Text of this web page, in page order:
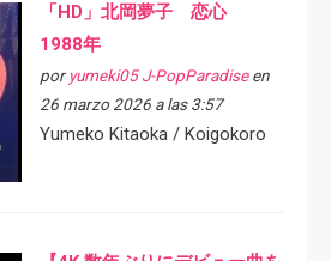
「HD」北岡夢子 恋心
1988年
por yumeki05 J-PopParadiseen
26 marzo 2026 a las 3:57
Yumeko Kitaoka / Koigokoro